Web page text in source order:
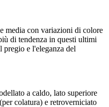
media con variazioni di colore
di tendenza in questi ultimi
e l'eleganza del
a caldo, lato superiore
colatura) e retroverniciato